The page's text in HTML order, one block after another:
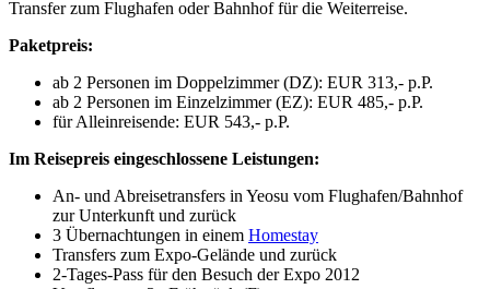
Transfer zum Flughafen oder Bahnhof für die Weiterreise.
Paketpreis:
ab 2 Personen im Doppelzimmer (DZ): EUR 313,- p.P.
ab 2 Personen im Einzelzimmer (EZ): EUR 485,- p.P.
für Alleinreisende: EUR 543,- p.P.
Im Reisepreis eingeschlossene Leistungen:
An- und Abreisetransfers in Yeosu vom Flughafen/Bahnhof
zur Unterkunft und zurück
3 Übernachtungen in einem Homestay
Transfers zum Expo-Gelände und zurück
2-Tages-Pass für den Besuch der Expo 2012